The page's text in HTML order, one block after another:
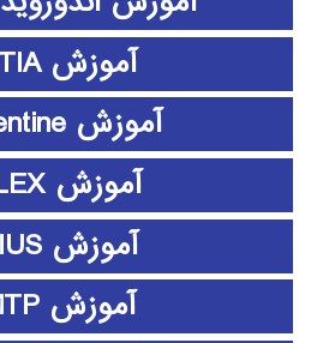
آموزش CATIA
آموزش clementine
آموزش CPLEX
آموزش EDIUS
آموزش EMTP